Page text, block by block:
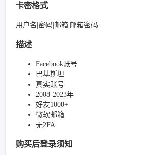
卡密格式
用户名|密码|邮箱|邮箱密码
描述
Facebook账号
巴基斯坦
真实账号
2008-2023年
好友1000+
微软邮箱
无2FA
购买后登录须知